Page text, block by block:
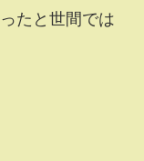
たと世間では